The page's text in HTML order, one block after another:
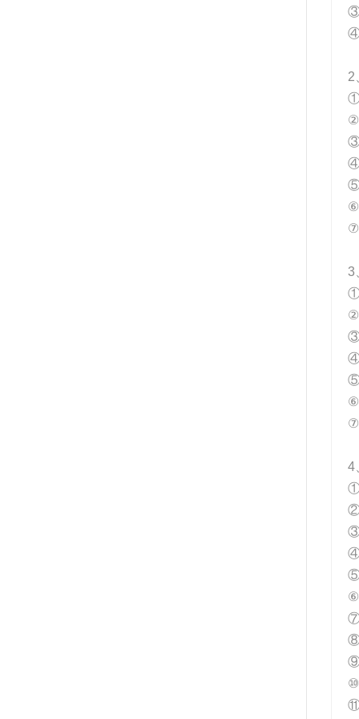
③
④
2
①
③
④
⑤
⑥
⑦
3
①
④
⑤
⑥
⑦
4
①
②
③
④
⑤
⑦
⑧
⑩
⑪